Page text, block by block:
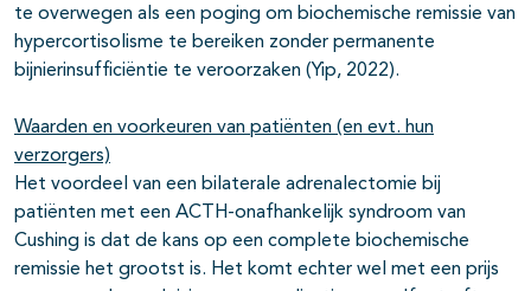
te overwegen als een poging om biochemische remissie van
hypercortisolisme te bereiken zonder permanente
bijnierinsufficiëntie te veroorzaken (Yip, 2022).
Waarden en voorkeuren van patiënten (en evt. hun
verzorgers)
Het voordeel van een bilaterale adrenalectomie bij
patiënten met een ACTH-onafhankelijk syndroom van
Cushing is dat de kans op een complete biochemische
remissie het grootst is. Het komt echter wel met een prijs